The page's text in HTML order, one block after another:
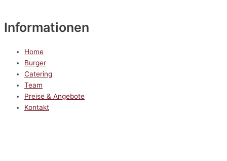
Informationen
Home
Burger
Catering
Team
Preise & Angebote
Kontakt